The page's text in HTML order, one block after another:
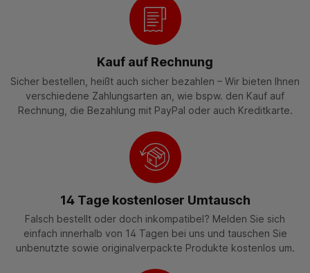
Kauf auf Rechnung
Sicher bestellen, heißt auch sicher bezahlen – Wir bieten Ihnen
verschiedene Zahlungsarten an, wie bspw. den Kauf auf
Rechnung, die Bezahlung mit PayPal oder auch Kreditkarte.
14 Tage kostenloser Umtausch
Falsch bestellt oder doch inkompatibel? Melden Sie sich
einfach innerhalb von 14 Tagen bei uns und tauschen Sie
unbenutzte sowie originalverpackte Produkte kostenlos um.